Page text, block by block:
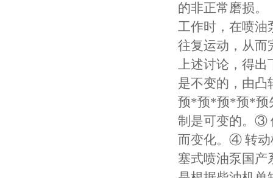
的非正常磨损。
工作时，在喷油
往复运动，从而
上述讨论，得
是不变的，由
预*预*预*预*预
制是可变的。③
而变化。④ 转动
塞式喷油泵国产